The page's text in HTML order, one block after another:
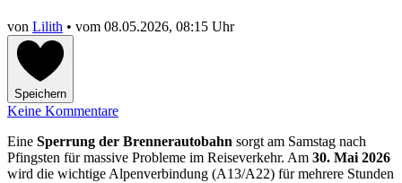
von Lilith • vom 08.05.2026, 08:15 Uhr
Speichern
Keine Kommentare
Eine Sperrung der Brennerautobahn sorgt am Samstag nach
Pfingsten für massive Probleme im Reiseverkehr. Am 30. Mai 2026
wird die wichtige Alpenverbindung (A13/A22) für mehrere Stunden